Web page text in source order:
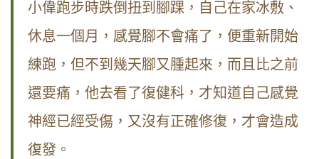
小偉跑步時跌倒扭到腳踝，自己在家冰敷、
休息一個月，感覺腳不會痛了，便重新開始
練跑，但不到幾天腳又腫起來，而且比之前
還要痛，他去看了復健科，才知道自己感覺
神經已經受傷，又沒有正確修復，才會造成
復發。